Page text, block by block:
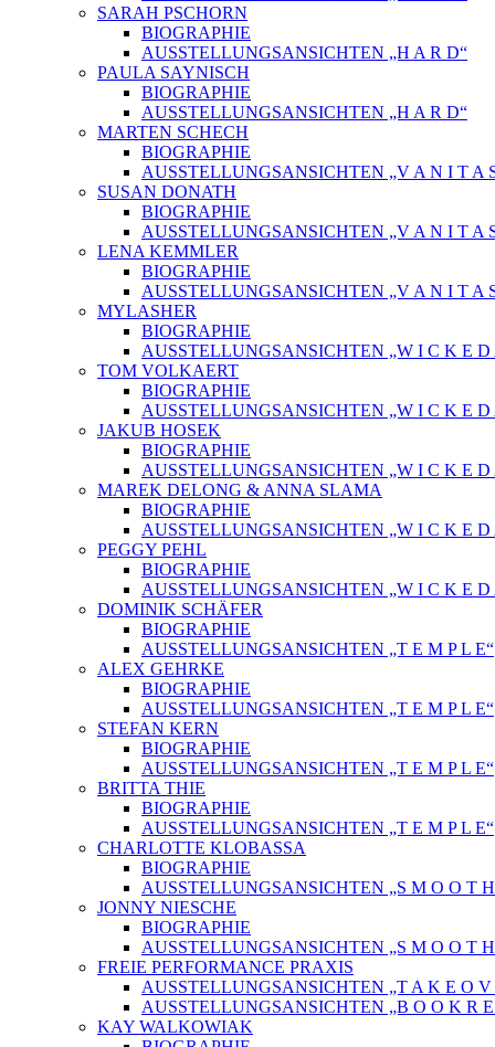
SARAH PSCHORN
BIOGRAPHIE
AUSSTELLUNGSANSICHTEN „H A R D“
PAULA SAYNISCH
BIOGRAPHIE
AUSSTELLUNGSANSICHTEN „H A R D“
MARTEN SCHECH
BIOGRAPHIE
AUSSTELLUNGSANSICHTEN „V A N I T A
SUSAN DONATH
BIOGRAPHIE
AUSSTELLUNGSANSICHTEN „V A N I T A
LENA KEMMLER
BIOGRAPHIE
AUSSTELLUNGSANSICHTEN „V A N I T A
MYLASHER
BIOGRAPHIE
AUSSTELLUNGSANSICHTEN „W I C K E D
TOM VOLKAERT
BIOGRAPHIE
AUSSTELLUNGSANSICHTEN „W I C K E D
JAKUB HOSEK
BIOGRAPHIE
AUSSTELLUNGSANSICHTEN „W I C K E D
MAREK DELONG & ANNA SLAMA
BIOGRAPHIE
AUSSTELLUNGSANSICHTEN „W I C K E D
PEGGY PEHL
BIOGRAPHIE
AUSSTELLUNGSANSICHTEN „W I C K E D
DOMINIK SCHÄFER
BIOGRAPHIE
AUSSTELLUNGSANSICHTEN „T E M P L E“
ALEX GEHRKE
BIOGRAPHIE
AUSSTELLUNGSANSICHTEN „T E M P L E“
STEFAN KERN
BIOGRAPHIE
AUSSTELLUNGSANSICHTEN „T E M P L E“
BRITTA THIE
BIOGRAPHIE
AUSSTELLUNGSANSICHTEN „T E M P L E“
CHARLOTTE KLOBASSA
BIOGRAPHIE
AUSSTELLUNGSANSICHTEN „S M O O T
JONNY NIESCHE
BIOGRAPHIE
AUSSTELLUNGSANSICHTEN „S M O O T
FREIE PERFORMANCE PRAXIS
AUSSTELLUNGSANSICHTEN „T A K E O V
AUSSTELLUNGSANSICHTEN „B O O K R E
KAY WALKOWIAK